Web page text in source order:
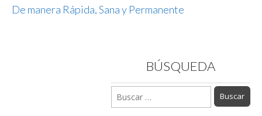
De manera Rápida, Sana y Permanente
BÚSQUEDA
Buscar: